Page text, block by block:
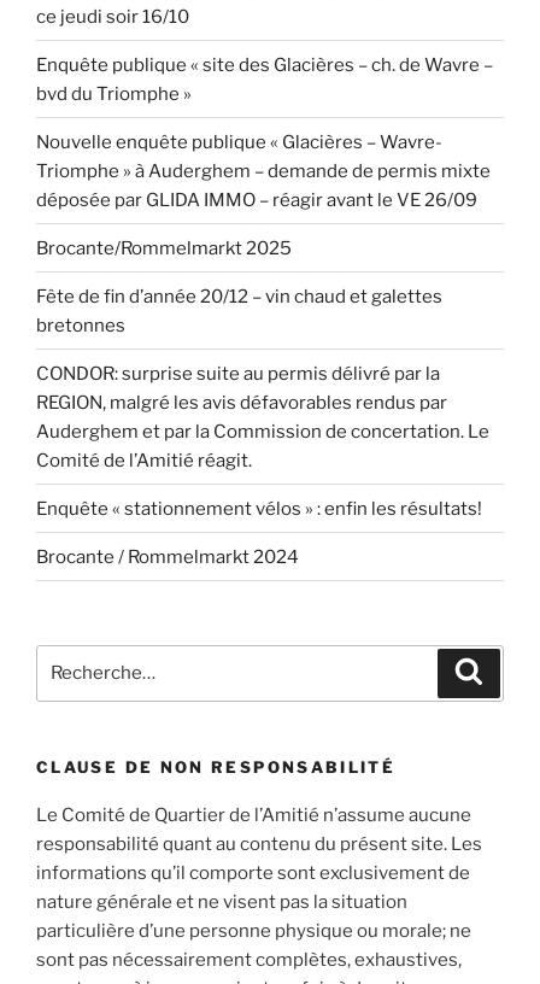
ce jeudi soir 16/10
Enquête publique « site des Glacières – ch. de Wavre –
bvd du Triomphe »
Nouvelle enquête publique « Glacières – Wavre-
Triomphe » à Auderghem – demande de permis mixte
déposée par GLIDA IMMO – réagir avant le VE 26/09
Brocante/Rommelmarkt 2025
Fête de fin d’année 20/12 – vin chaud et galettes
bretonnes
CONDOR: surprise suite au permis délivré par la
REGION, malgré les avis défavorables rendus par
Auderghem et par la Commission de concertation. Le
Comité de l’Amitié réagit.
Enquête « stationnement vélos » : enfin les résultats!
Brocante / Rommelmarkt 2024
pour
CLAUSE DE NON RESPONSABILITÉ
Le Comité de Quartier de l’Amitié n’assume aucune
responsabilité quant au contenu du présent site. Les
informations qu’il comporte sont exclusivement de
nature générale et ne visent pas la situation
particulière d’une personne physique ou morale; ne
sont pas nécessairement complètes, exhaustives,